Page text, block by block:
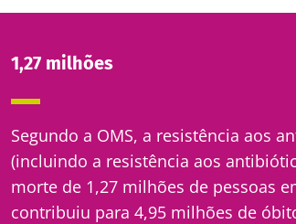
1,27 milhões
Segundo a OMS, a resistência aos
(incluindo a resistência aos
morte de 1,27 milhões de pessoas
contribuiu para 4,95 milhões de